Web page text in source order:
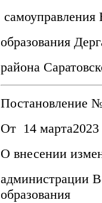
самоуправления
образования
района
Постановление
От 14 марта2023
О внесении
администрации
образования